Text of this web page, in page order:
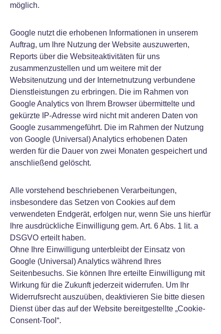
möglich.
Google nutzt die erhobenen Informationen in unserem
Auftrag, um Ihre Nutzung der Website auszuwerten,
Reports über die Websiteaktivitäten für uns
zusammenzustellen und um weitere mit der
Websitenutzung und der Internetnutzung verbundene
Dienstleistungen zu erbringen. Die im Rahmen von
Google Analytics von Ihrem Browser übermittelte und
gekürzte IP-Adresse wird nicht mit anderen Daten von
Google zusammengeführt. Die im Rahmen der Nutzung
von Google (Universal) Analytics erhobenen Daten
werden für die Dauer von zwei Monaten gespeichert und
anschließend gelöscht.
Alle vorstehend beschriebenen Verarbeitungen,
insbesondere das Setzen von Cookies auf dem
verwendeten Endgerät, erfolgen nur, wenn Sie uns hierfür
Ihre ausdrückliche Einwilligung gem. Art. 6 Abs. 1 lit. a
DSGVO erteilt haben.
Ohne Ihre Einwilligung unterbleibt der Einsatz von
Google (Universal) Analytics während Ihres
Seitenbesuchs. Sie können Ihre erteilte Einwilligung mit
Wirkung für die Zukunft jederzeit widerrufen. Um Ihr
Widerrufsrecht auszuüben, deaktivieren Sie bitte diesen
Dienst über das auf der Website bereitgestellte „Cookie-
Consent-Tool“.